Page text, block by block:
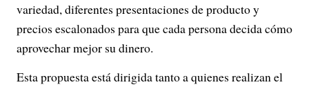
variedad, diferentes presentaciones de producto y
precios escalonados para que cada persona decida cómo
aprovechar mejor su dinero.
Esta propuesta está dirigida tanto a quienes realizan el